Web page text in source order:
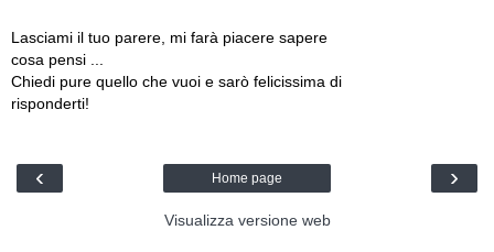
Lasciami il tuo parere, mi farà piacere sapere
cosa pensi ...
Chiedi pure quello che vuoi e sarò felicissima di
risponderti!
‹ ›
Home page
Visualizza versione web